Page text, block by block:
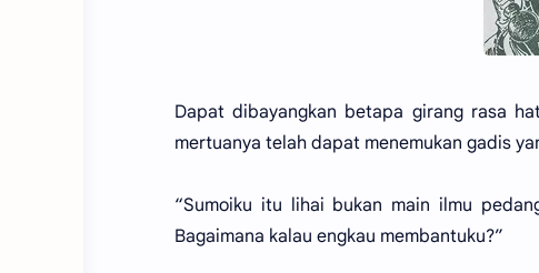
Dapat dibayangkan betapa girang rasa
mertuanya telah dapat menemukan gadis
“Sumoiku itu lihai bukan main ilmu
Bagaimana kalau engkau membantuku?”